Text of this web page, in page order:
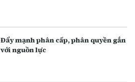
Đẩy mạnh phân cấp, phân quyền gắn
với nguồn lực